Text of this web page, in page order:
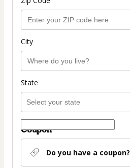
City
State
Coupon
Do you have a coupon?